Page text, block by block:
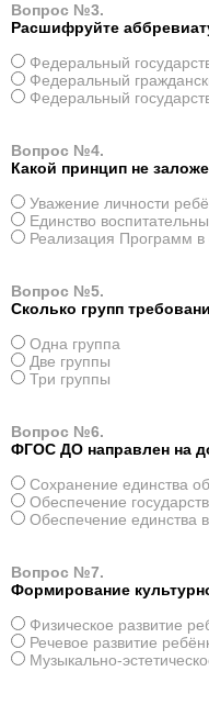
Вопрос №3.
Расшифруйте
Федеральный
Федеральный
Федеральный
Вопрос №4.
Какой принцип не
Уважение личности
Единство
Реализация Программ
Вопрос №5.
Сколько групп
Одна группа
Две группы
Три группы
Вопрос №6.
ФГОС ДО направлен на
Сохранение единства
Обеспечение
Обеспечение единства
Вопрос №7.
Формирование
Физическое развитие
Речевое развитие
Музыкально-